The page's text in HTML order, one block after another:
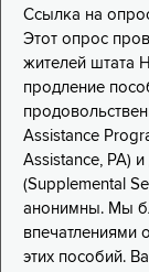
Ссылка на
Этот опрос
жителей штата
продление
Assistance
Assistance, PA)
(Supplemental
анонимны. Мы
впечатлениями
этих пособий.